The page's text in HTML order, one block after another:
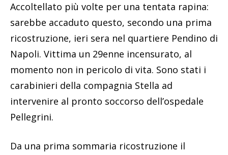
Accoltellato più volte per una tentata rapina:
sarebbe accaduto questo, secondo una prima
ricostruzione, ieri sera nel quartiere Pendino di
Napoli. Vittima un 29enne incensurato, al
momento non in pericolo di vita. Sono stati i
carabinieri della compagnia Stella ad
intervenire al pronto soccorso dell’ospedale
Pellegrini.
Da una prima sommaria ricostruzione il